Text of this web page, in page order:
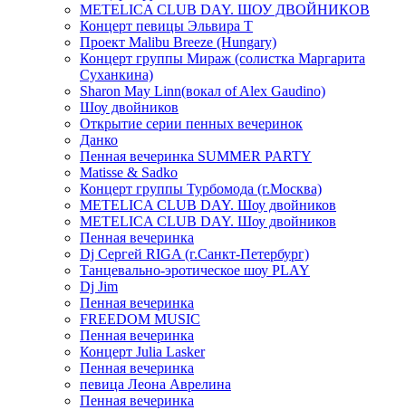
METELICA CLUB DAY. ШОУ ДВОЙНИКОВ
Концерт певицы Эльвира Т
Проект Malibu Breeze (Hungary)
Концерт группы Мираж (солистка Маргарита
Суханкина)
Sharon May Linn(вокал of Alex Gaudino)
Шоу двойников
Открытие серии пенных вечеринок
Данко
Пенная вечеринка SUMMER PARTY
Matisse & Sadko
Концерт группы Турбомода (г.Москва)
METELICA CLUB DAY. Шоу двойников
METELICA CLUB DAY. Шоу двойников
Пенная вечеринка
Dj Сергей RIGA (г.Санкт-Петербург)
Танцевально-эротическое шоу PLAY
Dj Jim
Пенная вечеринка
FREEDOM MUSIC
Пенная вечеринка
Концерт Julia Lasker
Пенная вечеринка
певица Леона Аврелина
Пенная вечеринка